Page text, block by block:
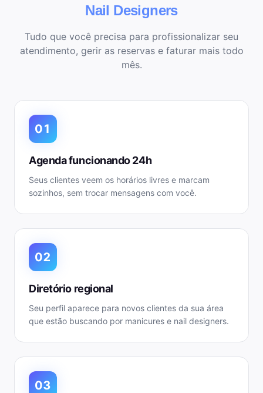
Nail Designers
Tudo que você precisa para profissionalizar seu
atendimento, gerir as reservas e faturar mais todo
mês.
01
Agenda funcionando 24h
Seus clientes veem os horários livres e marcam
sozinhos, sem trocar mensagens com você.
02
Diretório regional
Seu perfil aparece para novos clientes da sua área
que estão buscando por manicures e nail designers.
03